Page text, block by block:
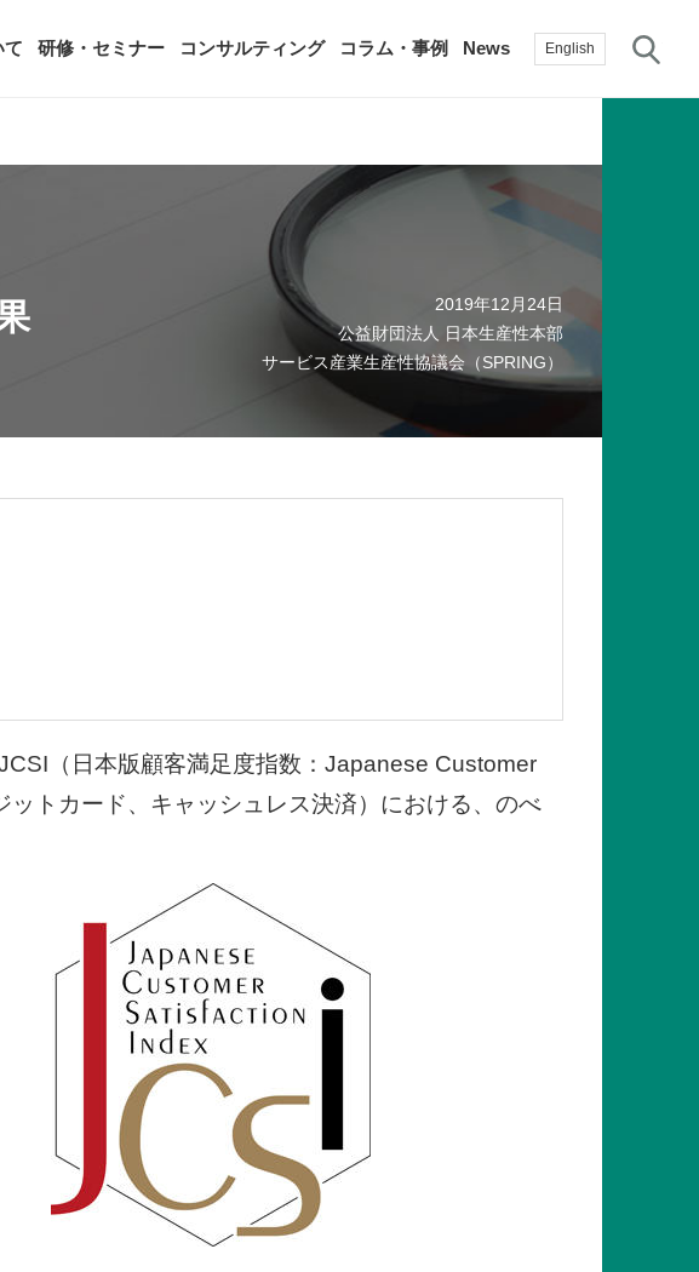
English
て 研修・セミナー コンサルティング コラム・事例 News
活動
過去の活動実績
生産性新聞
綱領・宣言集
生産性白書
自治体に関する調査研究・提言
その他の調査研究・提言
賛助会員
採用情報
手帳
修（企業内研修）
2019年12月24日
公益財団法人 日本生産性本部
サービス産業生産性協議会（SPRING）
（日本版顧客満足度指数：Japanese Customer
トカード、キャッシュレス決済）における、のべ